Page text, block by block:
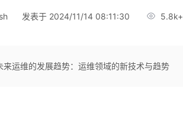
发表于 2024/11/14 08:11:30 5.8k+
来运维的发展趋势：运维领域的新技术与趋势